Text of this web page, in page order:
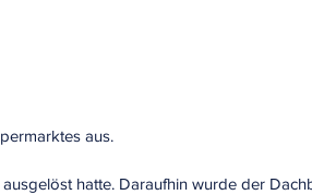
aus.
hatte. Daraufhin wurde der